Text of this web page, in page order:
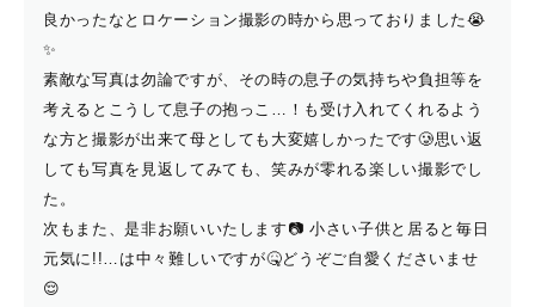
良かったなとロケーション撮影の時から思っておりました😭
✨
素敵な写真は勿論ですが、その時の息子の気持ちや負担等を
考えるとこうして息子の抱っこ…！も受け入れてくれるよう
な方と撮影が出来て母としても大変嬉しかったです🥲思い返
しても写真を見返してみても、笑みが零れる楽しい撮影でし
た。
次もまた、是非お願いいたします📷 小さい子供と居ると毎日
元気に!!…は中々難しいですが🤒どうぞご自愛くださいませ
😌